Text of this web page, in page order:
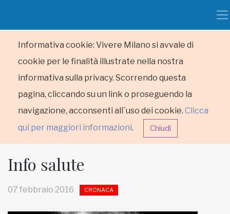
Informativa cookie: Vivere Milano si avvale di
cookie per le finalità illustrate nella nostra
informativa sulla privacy. Scorrendo questa
pagina, cliccando su un link o proseguendo la
navigazione, acconsenti all´uso dei cookie. Clicca
qui per maggiori informazioni. Chiudi
Info salute
07 febbraio 2016 CRONACA